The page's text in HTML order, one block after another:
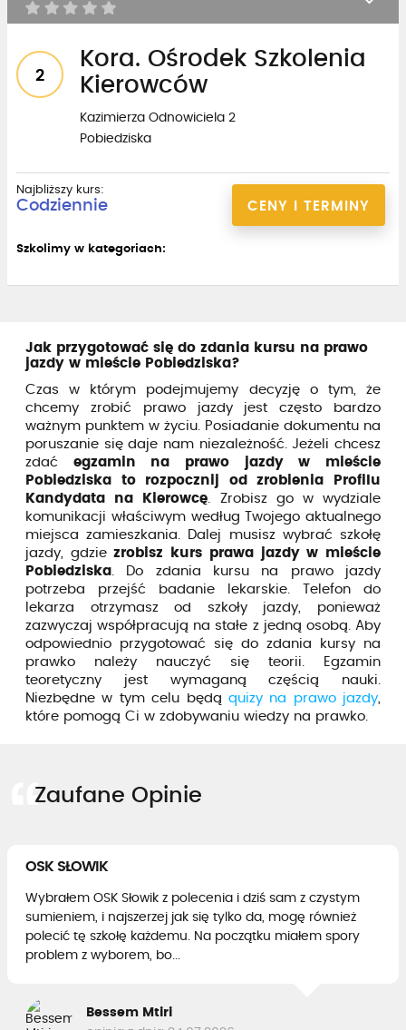
2
Kora. Ośrodek Szkolenia
Kierowców
Kazimierza Odnowiciela 2
Pobiedziska
CENY I TERMINY
Najbliższy kurs:
Codziennie
Szkolimy w kategoriach:
Jak przygotować się do zdania kursu na prawo
jazdy w mieście Pobiedziska?
Czas w którym podejmujemy decyzję o tym, że
chcemy zrobić prawo jazdy jest często bardzo
ważnym punktem w życiu. Posiadanie dokumentu na
poruszanie się daje nam niezależność. Jeżeli chcesz
zdać egzamin na prawo jazdy w mieście
Pobiedziska to rozpocznij od zrobienia Profilu
Kandydata na Kierowcę . Zrobisz go w wydziale
komunikacji właściwym według Twojego aktualnego
miejsca zamieszkania. Dalej musisz wybrać szkołę
jazdy, gdziezrobisz kurs prawa jazdy w mieście
Pobiedziska . Do zdania kursu na prawo jazdy
potrzeba przejść badanie lekarskie. Telefon do
lekarza otrzymasz od szkoły jazdy, ponieważ
zazwyczaj współpracują na stałe z jedną osobą. Aby
odpowiednio przygotować się do zdania kursy na
prawko należy nauczyć się teorii. Egzamin
teoretyczny jest wymaganą częścią nauki.
Niezbędne w tym celu będą quizy na prawo jazdy
które pomogą Ci w zdobywaniu wiedzy na prawko.
Zaufane Opinie
OSK SŁOWIK
Wybrałem OSK Słowik z polecenia i dziś sam z czystym
sumieniem, i najszerzej jak się tylko da, mogę również
polecić tę szkołę każdemu. Na początku miałem spory
problem z wyborem, bo...
Bessem Mtiri